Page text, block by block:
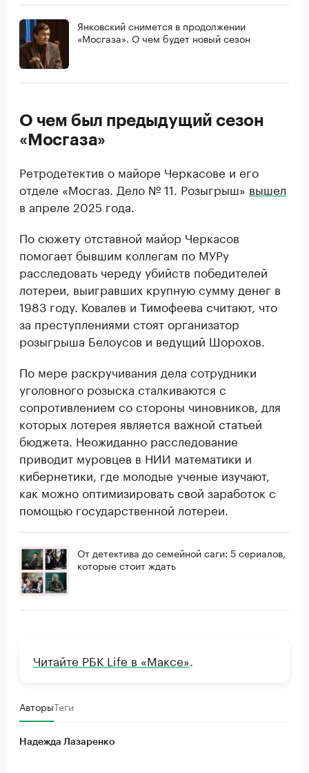
Янковский снимется в продолжении
«Мосгаза». О чем будет новый сезон
О чем был предыдущий сезон
«Мосгаза»
Ретродетектив о майоре Черкасове и его
отделе «Мосгаз. Дело № 11. Розыгрыш» вышел
в апреле 2025 года.
По сюжету отставной майор Черкасов
помогает бывшим коллегам по МУРу
расследовать череду убийств победителей
лотереи, выигравших крупную сумму денег в
1983 году. Ковалев и Тимофеева считают, что
за преступлениями стоят организатор
розыгрыша Белоусов и ведущий Шорохов.
По мере раскручивания дела сотрудники
уголовного розыска сталкиваются с
сопротивлением со стороны чиновников, для
которых лотерея является важной статьей
бюджета. Неожиданно расследование
приводит муровцев в НИИ математики и
кибернетики, где молодые ученые изучают,
как можно оптимизировать свой заработок с
помощью государственной лотереи.
От детектива до семейной саги: 5 сериалов,
которые стоит ждать
Читайте РБК Life в «Максе»
АвторыТеги
Надежда Лазаренко